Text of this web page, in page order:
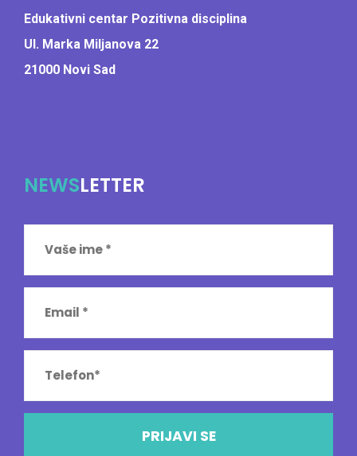
Edukativni centar Pozitivna disciplina
Ul. Marka Miljanova 22
21000 Novi Sad
NEWSLETTER